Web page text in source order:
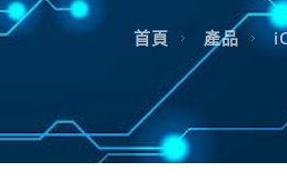
首頁 產品